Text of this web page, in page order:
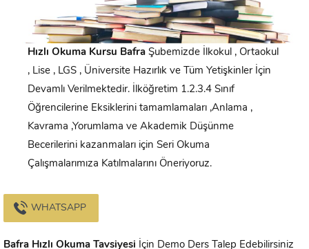
Hızlı Okuma Kursu BafraŞubemizde İlkokul , Ortaokul
, Lise , LGS , Üniversite Hazırlık ve Tüm Yetişkinler İçin
Devamlı Verilmektedir. İlköğretim 1.2.3.4 Sınıf
Öğrencilerine Eksiklerini tamamlamaları ,Anlama ,
Kavrama ,Yorumlama ve Akademik Düşünme
Becerilerini kazanmaları için Seri Okuma
Çalışmalarımıza Katılmalarını Öneriyoruz.
WHATSAPP
Bafra Hızlı Okuma Tavsiyesi İçin Demo Ders Talep Edebilirsiniz